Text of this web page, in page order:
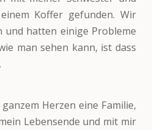
Koffer gefunden. Wir
und hatten einige Probleme
man sehen kann, ist dass
Herzen eine Familie,
Lebensende und mit mir